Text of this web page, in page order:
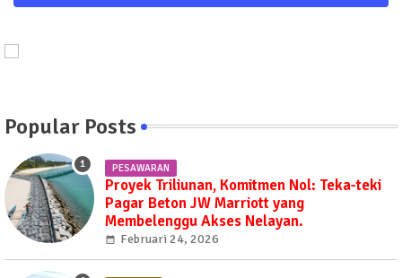
Popular Posts
PESAWARAN
Proyek Triliunan, Komitmen Nol: Teka-teki
Pagar Beton JW Marriott yang
Membelenggu Akses Nelayan.
Februari 24, 2026